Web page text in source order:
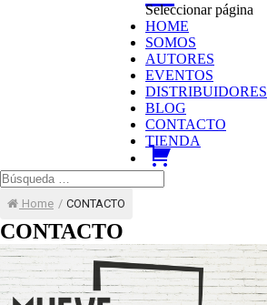
Seleccionar página
HOME
SOMOS
AUTORES
EVENTOS
DISTRIBUIDORES
BLOG
CONTACTO
TIENDA
Home / CONTACTO
CONTACTO